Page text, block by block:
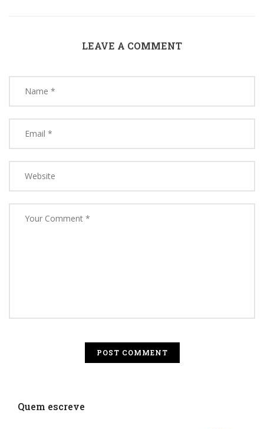
LEAVE A COMMENT
Quem escreve